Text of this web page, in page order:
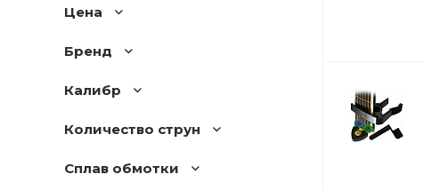
Цена
Бренд
Калибр
Количество струн
Сплав обмотки